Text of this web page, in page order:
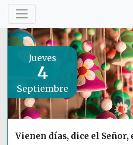
Jueves
4
Septiembre
Vienen días, dice el Señor,